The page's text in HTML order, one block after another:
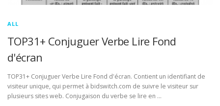
ALL
TOP31+ Conjuguer Verbe Lire Fond
d'écran
TOP31+ Conjuguer Verbe Lire Fond d'écran. Contient un identifiant de
visiteur unique, qui permet à bidswitch.com de suivre le visiteur sur
plusieurs sites web. Conjugaison du verbe se lire en …